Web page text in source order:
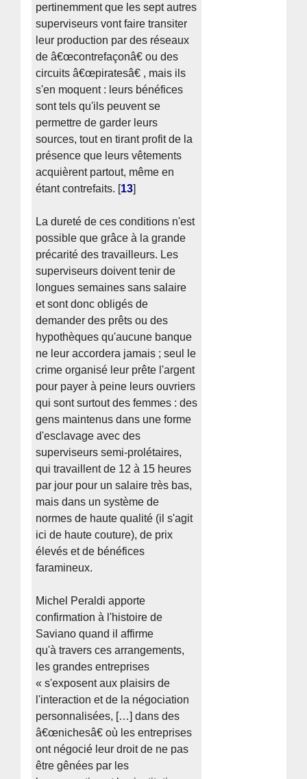
pertinemment que les sept autres
superviseurs vont faire transiter
leur production par des réseaux
de â€œcontrefaçonâ€ ou des
circuits â€œpiratesâ€ , mais ils
s'en moquent : leurs bénéfices
sont tels qu'ils peuvent se
permettre de garder leurs
sources, tout en tirant profit de la
présence que leurs vêtements
acquièrent partout, même en
étant contrefaits. [13]
La dureté de ces conditions n'est
possible que grâce à la grande
précarité des travailleurs. Les
superviseurs doivent tenir de
longues semaines sans salaire
et sont donc obligés de
demander des prêts ou des
hypothèques qu'aucune banque
ne leur accordera jamais ; seul le
crime organisé leur prête l'argent
pour payer à peine leurs ouvriers
qui sont surtout des femmes : des
gens maintenus dans une forme
d'esclavage avec des
superviseurs semi-prolétaires,
qui travaillent de 12 à 15 heures
par jour pour un salaire très bas,
mais dans un système de
normes de haute qualité (il s'agit
ici de haute couture), de prix
élevés et de bénéfices
faramineux.
Michel Peraldi apporte
confirmation à l'histoire de
Saviano quand il affirme
qu'à travers ces arrangements,
les grandes entreprises
« s'exposent aux plaisirs de
l'interaction et de la négociation
personnalisées, […] dans des
â€œnichesâ€ où les entreprises
ont négocié leur droit de ne pas
être gênées par les